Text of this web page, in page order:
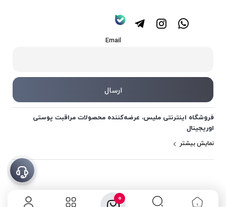
0
Email
فروشگاه اینترنتی ملیس، عرضه‌کننده محصولات مراقبت پوستی
اوریجینال
نمایش بیشتر